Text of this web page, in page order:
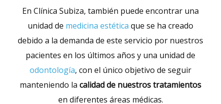
En Clínica Subiza, también puede encontrar una
unidad de medicina estética que se ha creado
debido a la demanda de este servicio por nuestros
pacientes en los últimos años y una unidad de
odontología, con el único objetivo de seguir
manteniendo la calidad de nuestros tratamientos
en diferentes áreas médicas.